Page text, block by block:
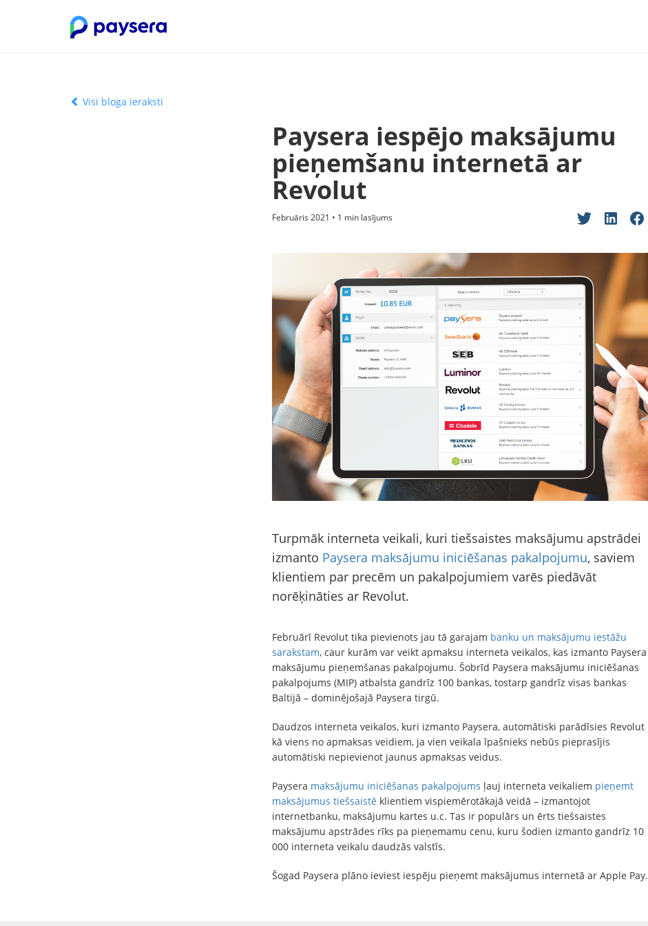
Visi bloga ieraksti
Paysera iespējo maksājumu
pieņemšanu internetā ar
Revolut
Februāris 2021 • 1 min lasījums
Turpmāk interneta veikali, kuri tiešsaistes maksājumu apstrādei
izmanto Paysera maksājumu iniciēšanas pakalpojumu, saviem
klientiem par precēm un pakalpojumiem varēs piedāvāt
norēķināties ar Revolut.
Februārī Revolut tika pievienots jau tā garajam banku un maksājumu iestāžu
sarakstam, caur kurām var veikt apmaksu interneta veikalos, kas izmanto Paysera
maksājumu pieņemšanas pakalpojumu. Šobrīd Paysera maksājumu iniciēšanas
pakalpojums (MIP) atbalsta gandrīz 100 bankas, tostarp gandrīz visas bankas
Baltijā – dominējošajā Paysera tirgū.
Daudzos interneta veikalos, kuri izmanto Paysera, automātiski parādīsies Revolut
kā viens no apmaksas veidiem, ja vien veikala īpašnieks nebūs pieprasījis
automātiski nepievienot jaunus apmaksas veidus.
Paysera maksājumu iniciēšanas pakalpojums ļauj interneta veikaliem pieņemt
maksājumus tiešsaistē klientiem vispiemērotākajā veidā – izmantojot
internetbanku, maksājumu kartes u.c. Tas ir populārs un ērts tiešsaistes
maksājumu apstrādes rīks pa pieņemamu cenu, kuru šodien izmanto gandrīz 10
000 interneta veikalu daudzās valstīs.
Šogad Paysera plāno ieviest iespēju pieņemt maksājumus internetā ar Apple Pay.